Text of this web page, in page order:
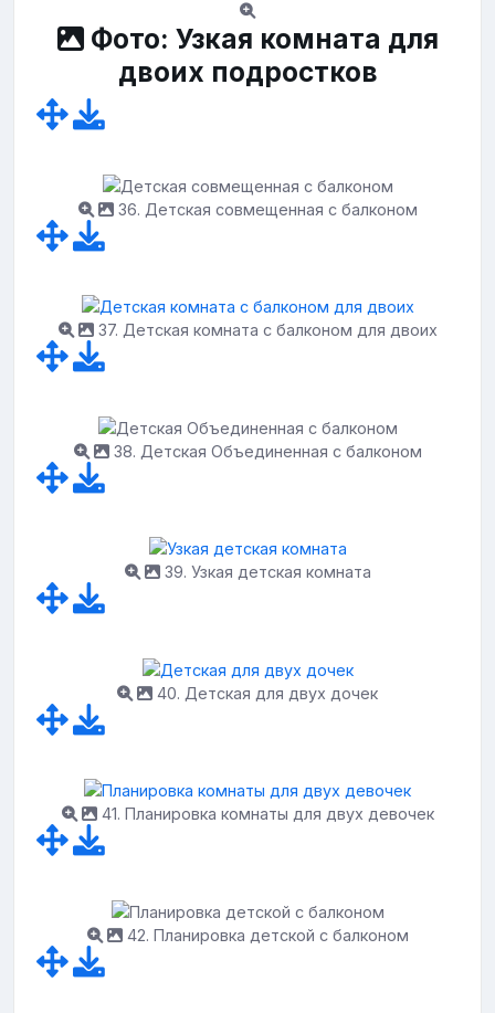
Фото: Узкая комната для
двоих подростков
36. Детская совмещенная с балконом
37. Детская комната с балконом для двоих
38. Детская Объединенная с балконом
39. Узкая детская комната
40. Детская для двух дочек
41. Планировка комнаты для двух девочек
42. Планировка детской с балконом